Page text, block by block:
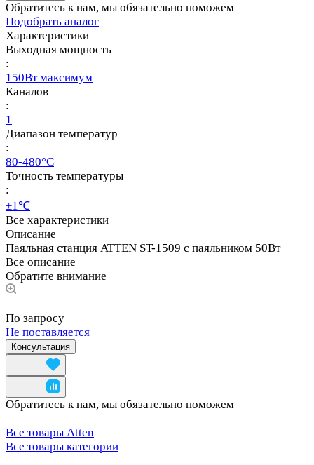
Обратитесь к нам, мы обязательно поможем
Подобрать аналог
Характеристики
Выходная мощность
:
150Вт максимум
Каналов
:
1
Диапазон температур
:
80-480°C
Точность температуры
:
±1℃
Все характеристики
Описание
Паяльная станция ATTEN ST-1509 с паяльником 50Вт
Все описание
Обратите внимание
По запросу
Не поставляется
Консультация
Обратитесь к нам, мы обязательно поможем
Все товары Atten
Все товары категории